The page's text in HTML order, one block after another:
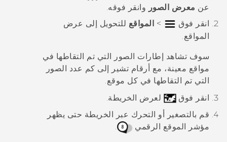
عن معرض الصور وانقر فوقه.
انقر فوق
> المواقع للتحويل إلى عرض
المواقع.
سوف تشاهد إطارات الصور التي تم التقاطها في
مواقع معينة، مع أرقام تشير إلى كم عدد الصور
التي تم التقاطها في كل موقع.
انقر فوق
لعرض الخريطة.
قم بالتصغير أو التحرك عبر الخريطة حتى يظهر
مؤشر الموقع الرقمي
.